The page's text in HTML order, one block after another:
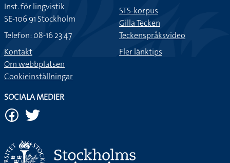
Inst. för lingvistik
SE-106 91 Stockholm
Telefon: 08-16 23 47
Kontakt
Om webbplatsen
Cookieinställningar
STS-korpus
Gilla Tecken
Teckenspråksvideo
Fler länktips
SOCIALA MEDIER